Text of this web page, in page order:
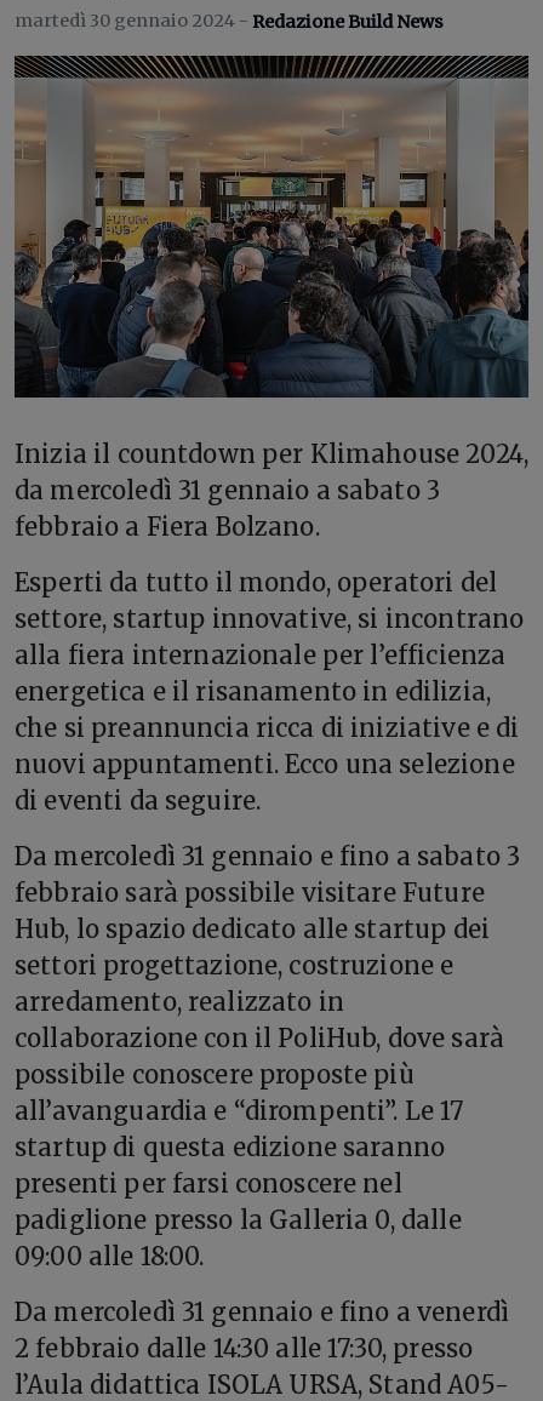
martedì 30 gennaio 2024 - Redazione Build News
Inizia il countdown per Klimahouse 2024,
da mercoledì 31 gennaio a sabato 3
febbraio a Fiera Bolzano.
Esperti da tutto il mondo, operatori del
settore, startup innovative, si incontrano
alla fiera internazionale per l’efficienza
energetica e il risanamento in edilizia,
che si preannuncia ricca di iniziative e di
nuovi appuntamenti. Ecco una selezione
di eventi da seguire.
Da mercoledì 31 gennaio e fino a sabato 3
febbraio sarà possibile visitare Future
Hub, lo spazio dedicato alle startup dei
settori progettazione, costruzione e
arredamento, realizzato in
collaborazione con il PoliHub, dove sarà
possibile conoscere proposte più
all’avanguardia e “dirompenti”. Le 17
startup di questa edizione saranno
presenti per farsi conoscere nel
padiglione presso la Galleria 0, dalle
09:00 alle 18:00.
Da mercoledì 31 gennaio e fino a venerdì
2 febbraio dalle 14:30 alle 17:30, presso
l’Aula didattica ISOLA URSA, Stand A05-